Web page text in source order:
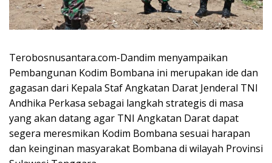
Terobosnusantara.com-Dandim menyampaikan
Pembangunan Kodim Bombana ini merupakan ide dan
gagasan dari Kepala Staf Angkatan Darat Jenderal TNI
Andhika Perkasa sebagai langkah strategis di masa
yang akan datang agar TNI Angkatan Darat dapat
segera meresmikan Kodim Bombana sesuai harapan
dan keinginan masyarakat Bombana di wilayah Provinsi